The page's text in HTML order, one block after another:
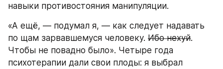
навыки противостояния манипуляции.
«А ещё, — подумал я, — как следует надавать
по щам зарвавшемуся человеку. Ибо нехуй.
Чтобы не повадно было». Четыре года
психотерапии дали свои плоды: я выбрал